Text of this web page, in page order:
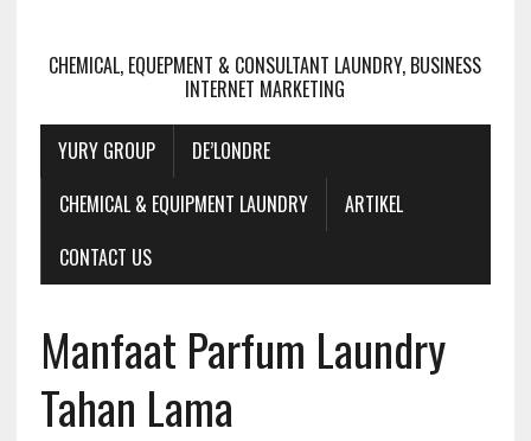
CHEMICAL, EQUEPMENT & CONSULTANT LAUNDRY, BUSINESS
INTERNET MARKETING
YURY GROUP
DE’LONDRE
CHEMICAL & EQUIPMENT LAUNDRY
ARTIKEL
CONTACT US
Manfaat Parfum Laundry
Tahan Lama